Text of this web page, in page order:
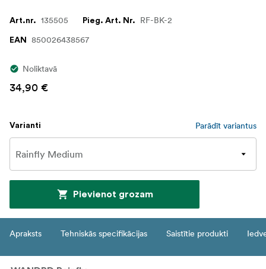
Art.nr. 135505 Pieg. Art. Nr. RF-BK-2
EAN 850026438567
Noliktavā
34,90 €
Varianti Parādīt variantus
Pievienot grozam
Apraksts Tehniskās specifikācijas Saistītie produkti